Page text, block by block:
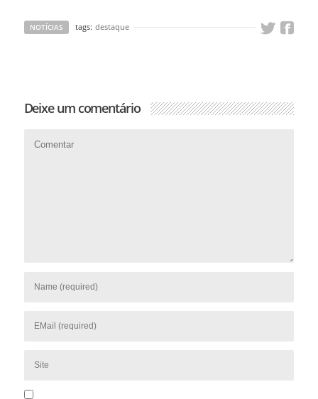
NOTÍCIAS tags: destaque
Deixe um comentário